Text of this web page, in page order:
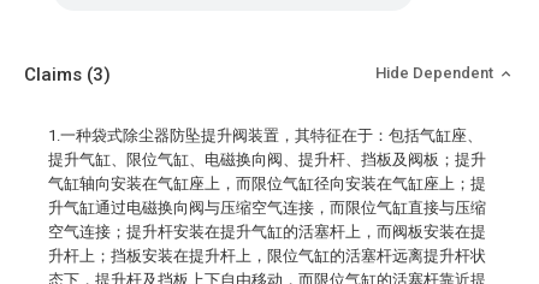
Claims (3) Hide Dependent
1.一种袋式除尘器防坠提升阀装置，其特征在于：包括气缸座、
提升气缸、限位气缸、电磁换向阀、提升杆、挡板及阀板；提升
气缸轴向安装在气缸座上，而限位气缸径向安装在气缸座上；提
升气缸通过电磁换向阀与压缩空气连接，而限位气缸直接与压缩
空气连接；提升杆安装在提升气缸的活塞杆上，而阀板安装在提
升杆上；挡板安装在提升杆上，限位气缸的活塞杆远离提升杆状
态下，提升杆及挡板上下自由移动，而限位气缸的活塞杆靠近提